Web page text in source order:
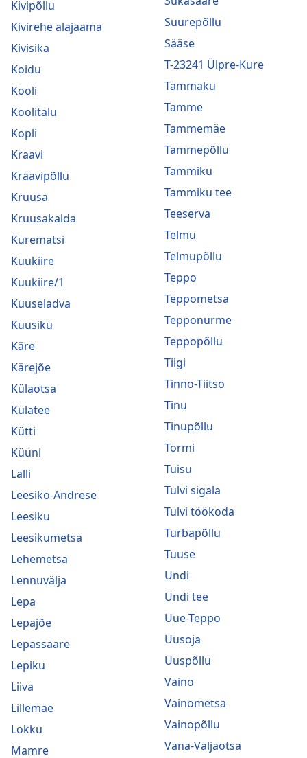
Kivipõllu
Kivirehe alajaama
Kivisika
Koidu
Kooli
Koolitalu
Kopli
Kraavi
Kraavipõllu
Kruusa
Kruusakalda
Kurematsi
Kuukiire
Kuukiire/1
Kuuseladva
Kuusiku
Käre
Kärejõe
Külaotsa
Külatee
Kütti
Küüni
Lalli
Leesiko-Andrese
Leesiku
Leesikumetsa
Lehemetsa
Lennuvälja
Lepa
Lepajõe
Lepassaare
Lepiku
Liiva
Lillemäe
Lokku
Mamre
Suurepõllu
Sääse
T-23241 Ülpre-Kure
Tammaku
Tamme
Tammemäe
Tammepõllu
Tammiku
Tammiku tee
Teeserva
Telmu
Telmupõllu
Teppo
Teppometsa
Tepponurme
Teppopõllu
Tiigi
Tinno-Tiitso
Tinu
Tinupõllu
Tormi
Tuisu
Tulvi sigala
Tulvi töökoda
Turbapõllu
Tuuse
Undi
Undi tee
Uue-Teppo
Uusoja
Uuspõllu
Vaino
Vainometsa
Vainopõllu
Vana-Väljaotsa